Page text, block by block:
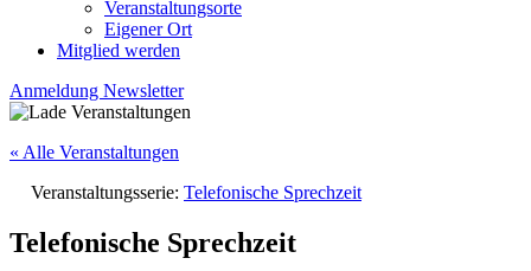
Veranstaltungsorte
Eigener Ort
Mitglied werden
Anmeldung Newsletter
« Alle Veranstaltungen
Veranstaltungsserie: Telefonische Sprechzeit
Telefonische Sprechzeit